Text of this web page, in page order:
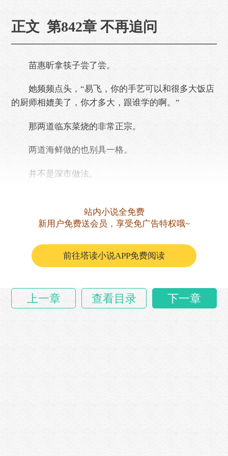
正文 第842章 不再追问
苗惠昕拿筷子尝了尝。
她频频点头，“易飞，你的手艺可以和很多大饭店
的厨师相媲美了，你才多大，跟谁学的啊。”
那两道临东菜烧的非常正宗。
两道海鲜做的也别具一格。
并不是深市做法。
这水平，足可以在饭店当厨师了。
按说易飞应该很少做饭。
据……
站内小说全免费
新用户免费送会员，享受免广告特权哦~
前往塔读小说APP免费阅读
上一章 查看目录 下一章